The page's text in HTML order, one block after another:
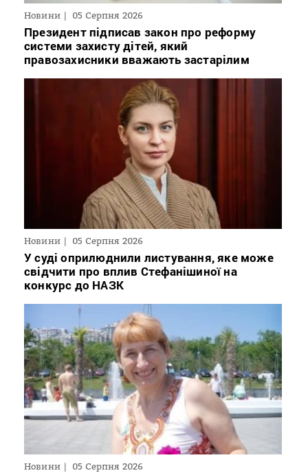
Новини 05 Серпня 2026
Президент підписав закон про реформу
системи захисту дітей, який
правозахисники вважають застарілим
Новини 05 Серпня 2026
У суді оприлюднили листування, яке може
свідчити про вплив Стефанішиної на
конкурс до НАЗК
Новини 05 Серпня 2026